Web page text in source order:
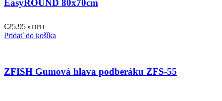
EasyROUND 80x70cm
€25.95 s DPH
Pridať do košíka
ZFISH Gumová hlava podberáku ZFS-55